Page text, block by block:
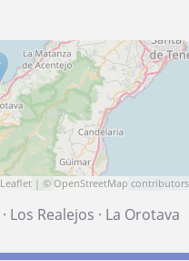
Leaflet | © OpenStreetMap contributors
· Los Realejos · La Orotava